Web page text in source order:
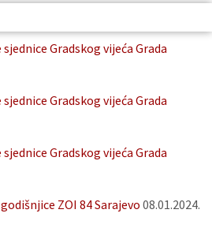
Gradskog vijeća Grada
Gradskog vijeća Grada
Gradskog vijeća Grada
ZOI 84 Sarajevo 08.01.2024.